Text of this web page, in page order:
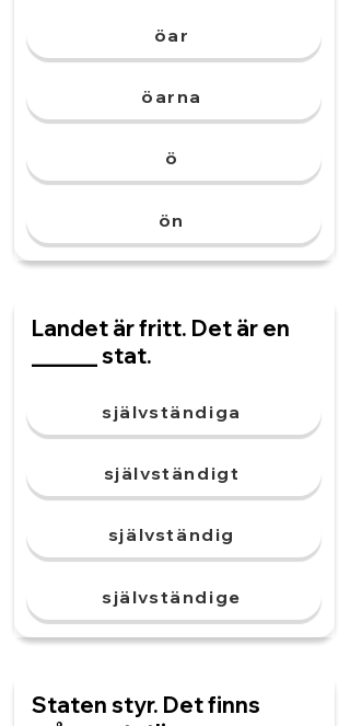
öar
öarna
ö
ön
Landet är fritt. Det är en
______ stat.
självständiga
självständigt
självständig
självständige
Staten styr. Det finns